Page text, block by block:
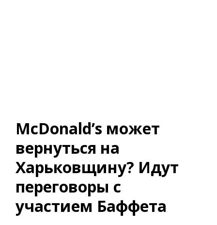
McDonald’s может
вернуться на
Харьковщину? Идут
переговоры с
участием Баффета